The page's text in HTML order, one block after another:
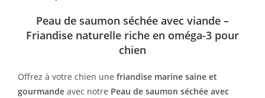
Peau de saumon séchée avec viande –
Friandise naturelle riche en oméga-3 pour
chien
Offrez à votre chien une friandise marine saine et
gourmande avec notre Peau de saumon séchée avec